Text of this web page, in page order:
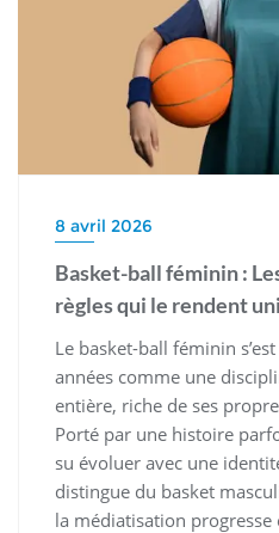
8 avril 2026
Basket-ball féminin :
règles qui le rendent
Le basket-ball féminin
années comme une
entière, riche de ses
Porté par une histoire
su évoluer avec une
distingue du basket
la médiatisation progresse